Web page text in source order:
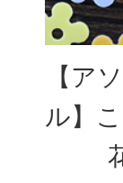
【ア
ル】